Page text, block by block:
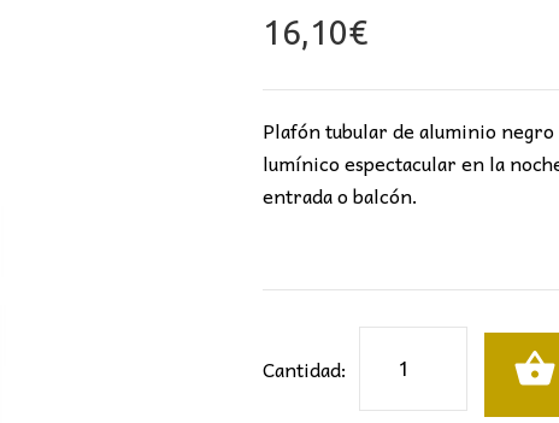
16,10€
Plafón tubular de aluminio
lumínico espectacular en la
entrada o balcón.
Cantidad:
KANDANCHU
cantidad